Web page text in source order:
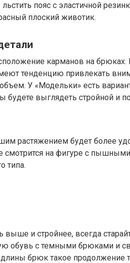
пояс с эластичной
плоский животик.
карманов на
тенденцию привлекать
У «Модельки» есть
будете выглядеть стройной и
растяжением будет более
смотрится на фигуре с
типа.
выше и стройнее, всегда
обувь с темными брюками и
брюк такое продолжение